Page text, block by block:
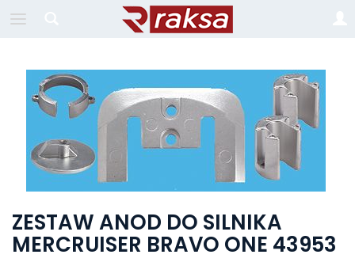
ZESTAW ANOD DO SILNIKA
MERCRUISER BRAVO ONE 43953